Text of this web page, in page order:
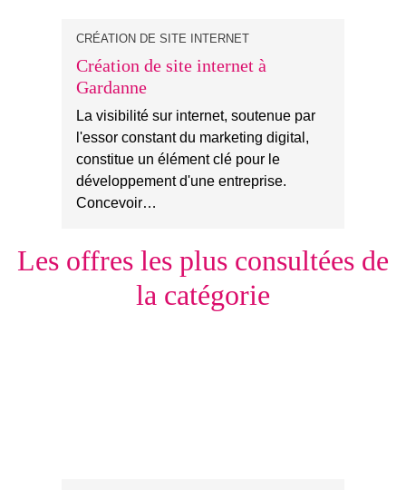
CRÉATION DE SITE INTERNET
Création de site internet à
Gardanne
La visibilité sur internet, soutenue par
l'essor constant du marketing digital,
constitue un élément clé pour le
développement d'une entreprise.
Concevoir…
Les offres les plus consultées de
la catégorie